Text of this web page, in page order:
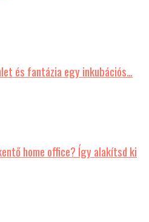
és fantázia egy inkubációs…
home office? Így alakítsd ki